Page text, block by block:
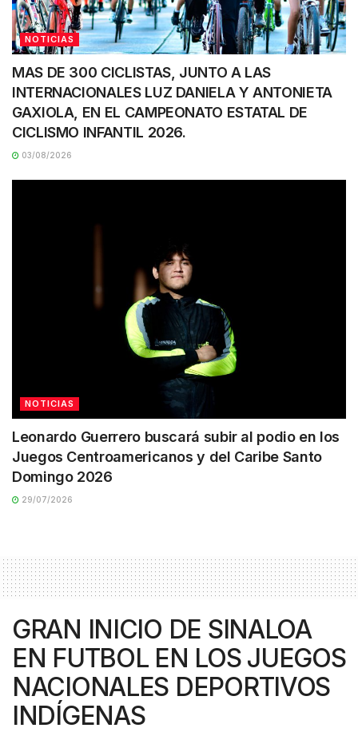
NOTICIAS
MAS DE 300 CICLISTAS, JUNTO A LAS
INTERNACIONALES LUZ DANIELA Y ANTONIETA
GAXIOLA, EN EL CAMPEONATO ESTATAL DE
CICLISMO INFANTIL 2026.
03/08/2026
NOTICIAS
Leonardo Guerrero buscará subir al podio en los
Juegos Centroamericanos y del Caribe Santo
Domingo 2026
29/07/2026
GRAN INICIO DE SINALOA
EN FUTBOL EN LOS JUEGOS
NACIONALES DEPORTIVOS
INDÍGENAS